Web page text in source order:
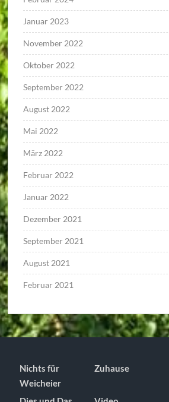
Januar 2023
November 2022
Oktober 2022
September 2022
August 2022
Mai 2022
März 2022
Februar 2022
Januar 2022
Dezember 2021
September 2021
August 2021
Februar 2021
Nichts für
Weicheier
Zuhause